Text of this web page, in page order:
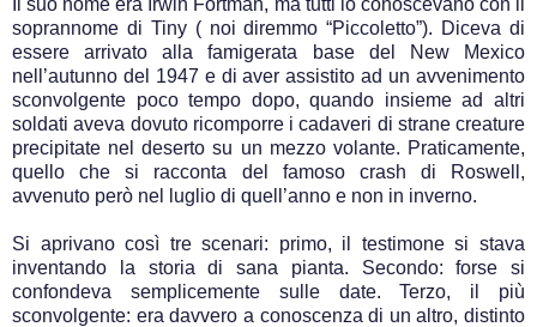
soprannome di Tiny ( noi diremmo “Piccoletto”). Diceva di
essere arrivato alla famigerata base del New Mexico
nell’autunno del 1947 e di aver assistito ad un avvenimento
sconvolgente poco tempo dopo, quando insieme ad altri
soldati aveva dovuto ricomporre i cadaveri di strane creature
precipitate nel deserto su un mezzo volante. Praticamente,
quello che si racconta del famoso crash di Roswell,
avvenuto però nel luglio di quell’anno e non in inverno.
Si aprivano così tre scenari: primo, il testimone si stava
inventando la storia di sana pianta. Secondo: forse si
confondeva semplicemente sulle date. Terzo, il più
sconvolgente: era davvero a conoscenza di un altro, distinto